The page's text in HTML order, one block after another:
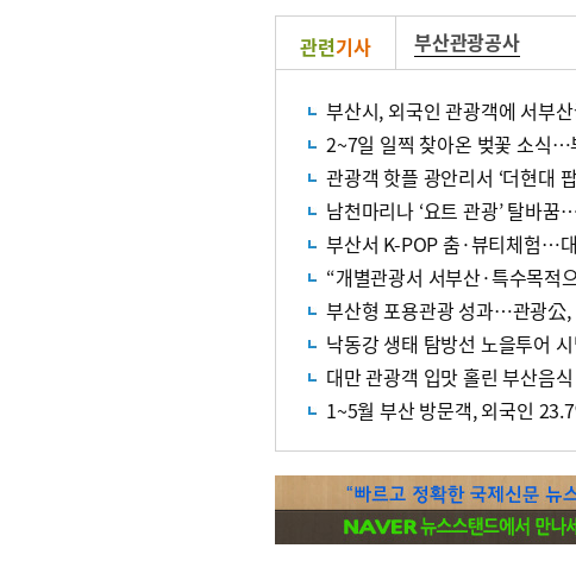
관련기사 부산관광공사
부산시, 외국인 관광객에 서부
2~7일 일찍 찾아온 벚꽃 소식…
관광객 핫플 광안리서 ‘더현대
남천마리나 ‘요트 관광’ 탈바
부산서 K-POP 춤·뷰티체험…
“개별관광서 서부산·특수목적
부산형 포용관광 성과…관광公,
낙동강 생태 탐방선 노을투어
대만 관광객 입맛 홀린 부산음
1~5월 부산 방문객, 외국인